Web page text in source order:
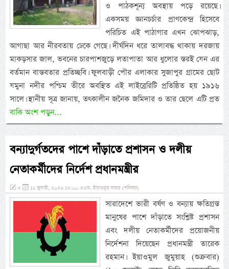
ও পাঠকশূন্য অবস্থায় পড়ে রয়েছে।
একসময় জ্ঞানচর্চার প্রাণকেন্দ্র হিসেবে
পরিচিত এই পাঠাগার এখন ঝোপঝাড়,
আগাছা আর নীরবতায় ঢেকে গেছে। দীর্ঘদিন ধরে তালাবদ্ধ থাকায় দরজায়
মাকড়সার জাল, ভবনের চারপাশজুড়ে লতাপাতা আর ধুলোর স্তরই যেন এর
বর্তমান বাস্তবতার প্রতিচ্ছবি। ফুলবাড়ী পৌর এলাকার সুজাপুর গ্রামের ছোট
যমুনা নদীর পশ্চিম তীরে অবস্থিত এই লাইব্রেরিটি প্রতিষ্ঠিত হয় ১৯১৬
সালে। স্থানীয় সূত্র জানায়, তৎকালীন জনৈক জমিদার ও তার ছেলে এটি প্রত
বাকি অংশ পড়ুন...
বন্যাদুর্গতদের পাশে দাঁড়াতে প্রশাসন ও দলীয়
নেতাকর্মীদের নির্দেশ প্রধানমন্ত্রীর
» ১১ জুলাই, ২০২৬ ১২:০০ এএম, ইয়াওমুছ সাবত (শনিবার)
সারাদেশে ভারী বর্ষণ ও বন্যায় ক্ষতিগ্রস্ত
মানুষের পাশে দাঁড়াতে সংশ্লিষ্ট প্রশাসন
এবং দলীয় নেতাকর্মীদের প্রয়োজনীয়
নির্দেশনা দিয়েছেন প্রধানমন্ত্রী তারেক
রহমান। ইয়াওমুল জুমুয়াহ (শুক্রবার)